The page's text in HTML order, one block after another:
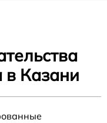
в Казани